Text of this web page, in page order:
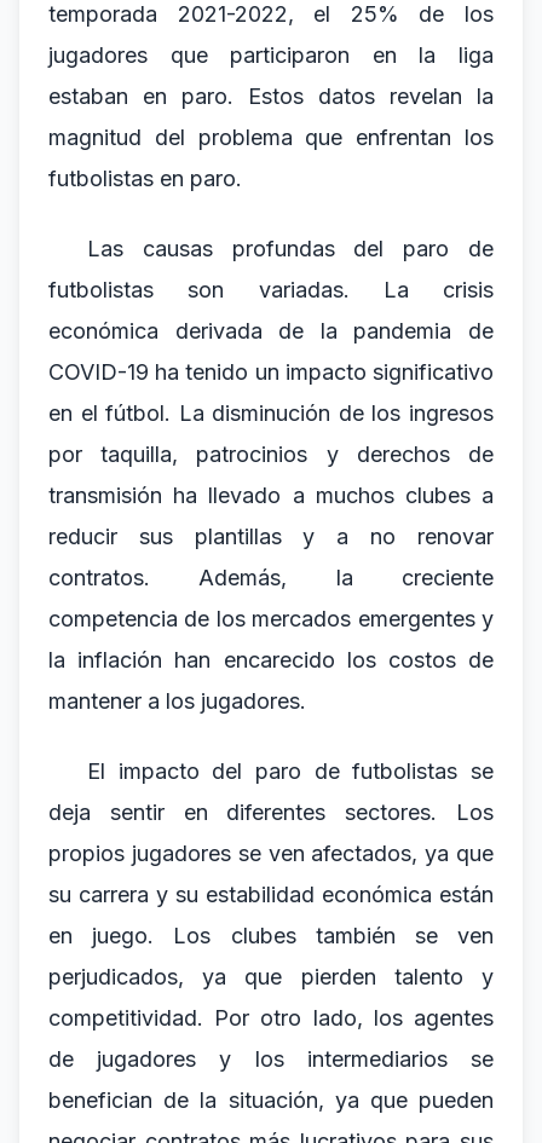
temporada 2021-2022, el 25% de los
jugadores que participaron en la liga
estaban en paro. Estos datos revelan la
magnitud del problema que enfrentan los
futbolistas en paro.
Las causas profundas del paro de
futbolistas son variadas. La crisis
económica derivada de la pandemia de
COVID-19 ha tenido un impacto significativo
en el fútbol. La disminución de los ingresos
por taquilla, patrocinios y derechos de
transmisión ha llevado a muchos clubes a
reducir sus plantillas y a no renovar
contratos. Además, la creciente
competencia de los mercados emergentes y
la inflación han encarecido los costos de
mantener a los jugadores.
El impacto del paro de futbolistas se
deja sentir en diferentes sectores. Los
propios jugadores se ven afectados, ya que
su carrera y su estabilidad económica están
en juego. Los clubes también se ven
perjudicados, ya que pierden talento y
competitividad. Por otro lado, los agentes
de jugadores y los intermediarios se
benefician de la situación, ya que pueden